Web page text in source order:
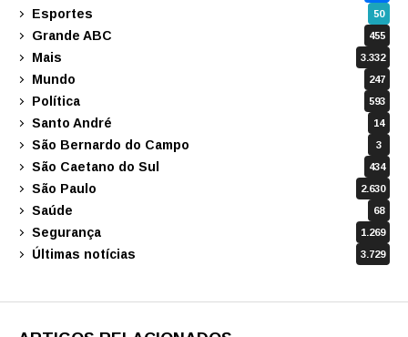
Esportes 50
Grande ABC 455
Mais 3.332
Mundo 247
Política 593
Santo André 14
São Bernardo do Campo 3
São Caetano do Sul 434
São Paulo 2.630
Saúde 68
Segurança 1.269
Últimas notícias 3.729